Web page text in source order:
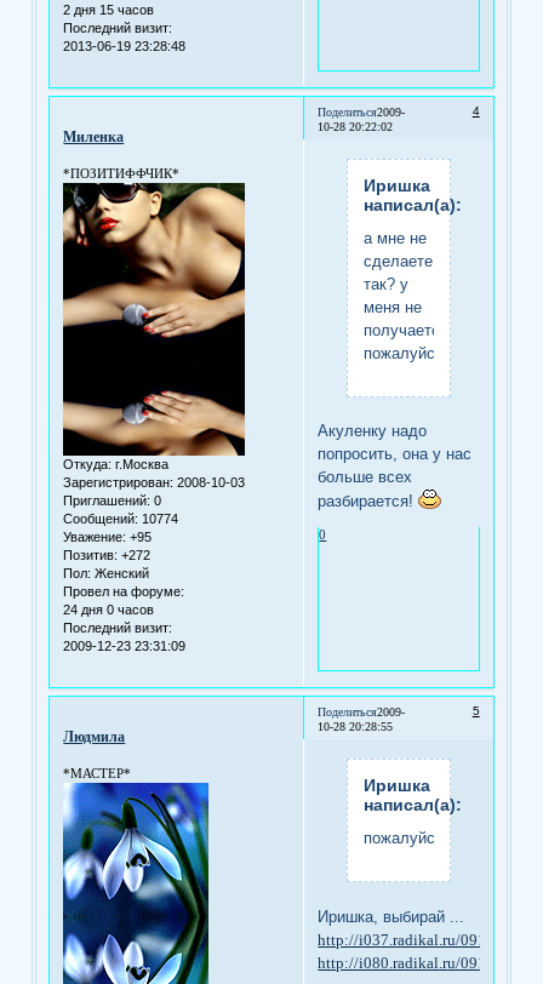
2 дня 15 часов
Последний визит:
2013-06-19 23:28:48
Поделиться 4
2009-
10-28 20:22:02
Миленка
*ПОЗИТИФФЧИК*
Откуда: г.Москва
Зарегистрирован: 2008-10-03
Приглашений: 0
Сообщений: 10774
Уважение: +95
Позитив: +272
Пол: Женский
Провел на форуме:
24 дня 0 часов
Последний визит:
2009-12-23 23:31:09
Иришка
написал(а):
а мне не
сделаете
так? у
меня не
получается.
пожалуйста...........
Акуленку надо
попросить, она у нас
больше всех
разбирается!
0
Поделиться 5
2009-
10-28 20:28:55
Людмила
*МАСТЕР*
Иришка
написал(а):
пожалуйста.
Иришка, выбирай ...
http://i037.radikal.ru/0910/52/
http://i080.radikal.ru/0910/12/